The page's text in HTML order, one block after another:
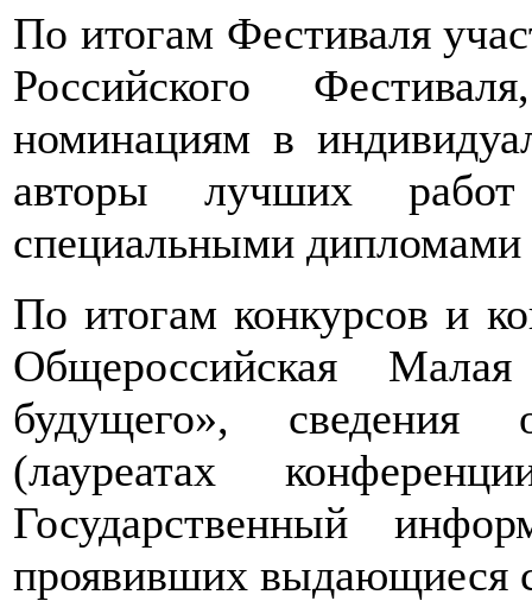
По итогам Фестиваля
Российского
номинациям в
авторы лучших
специальными
По итогам конкурсов и
Общероссийская
будущего», сведения
(лауреатах
Государственный
проявивших выдающиеся